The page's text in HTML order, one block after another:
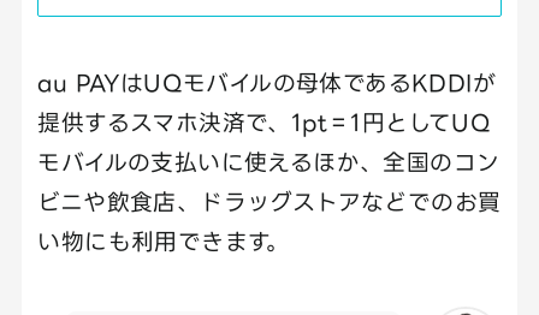
au PAYはUQモバイルの母体であるKDDIが
提供するスマホ決済で、1pt＝1円としてUQ
モバイルの支払いに使えるほか、全国のコン
ビニや飲食店、ドラッグストアなどでのお買
い物にも利用できます。